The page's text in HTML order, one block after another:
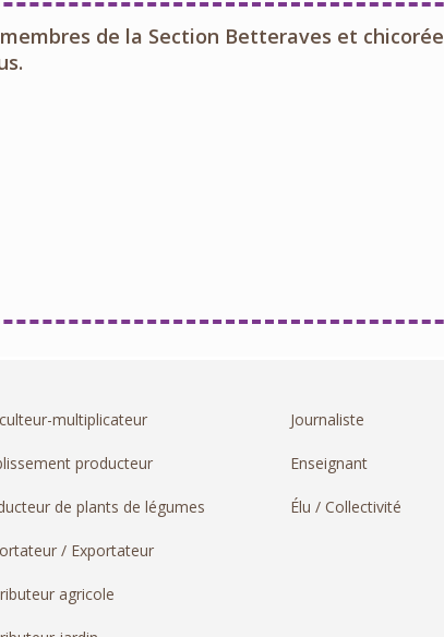
de la Section Betteraves et chicorée
multiplicateur
producteur
de plants de légumes
/ Exportateur
agricole
Journaliste
Enseignant
Élu / Collectivité